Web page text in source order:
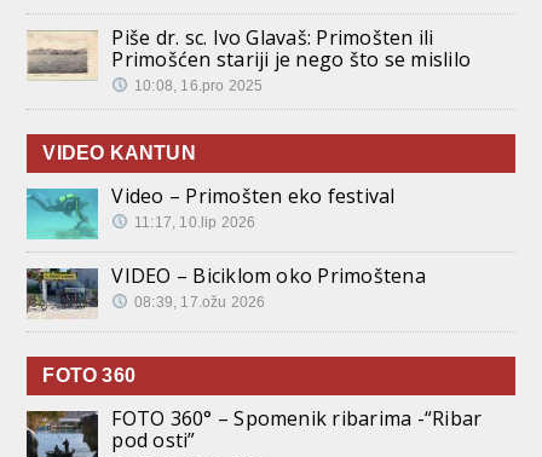
Piše dr. sc. Ivo Glavaš: Primošten ili
Primošćen stariji je nego što se mislilo
10:08, 16.pro 2025
VIDEO KANTUN
Video – Primošten eko festival
11:17, 10.lip 2026
VIDEO – Biciklom oko Primoštena
08:39, 17.ožu 2026
FOTO 360
FOTO 360° – Spomenik ribarima -“Ribar
pod osti”